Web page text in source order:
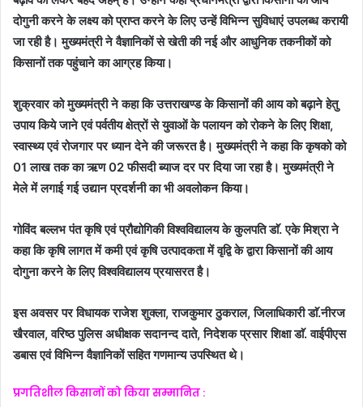
दोगुनी करने के लक्ष्य को प्राप्त करने के लिए उन्हें विभिन्न सुविधाएं उपलब्ध करायी
जा रही है। मुख्यमंत्री ने वैज्ञानिकों से खेती की नई और आधुनिक तकनीकों को
किसानों तक पहुंचाने का आग्रह किया।
शुक्रवार को मुख्यमंत्री ने कहा कि उत्तराखण्ड के किसानों की आय को बढ़ाने हेतु
उपाय किये जाने एवं पर्वतीय क्षेत्रों से युवाओं के पलायन को रोकने के लिए शिक्षा,
स्वास्थ्य एवं रोजगार पर ध्यान देने की जरूरत है। मुख्यमंत्री ने कहा कि कृषको को
01 लाख तक का ऋण 02 फीसदी ब्याज दर पर दिया जा रहा है। मुख्यमंत्री ने
मेले में लगाई गई उद्यान प्रदर्शनी का भी अवलोकन किया।
गोविंद बल्लभ पंत कृषि एवं प्रौद्योगिकी विश्वविद्यालय के कुलपति डाॅ. एके मिश्रा ने
कहा कि कृषि लागत में कमी एवं कृषि उत्पादकता में वृद्वि के द्वारा किसानों की आय
दोगुना करने के लिए विश्वविद्यालय प्रयासरत है।
इस अवसर पर विधायक राजेश शुक्ला, राजकुमार ठुकराल, जिलाधिकारी डाॅ.नीरज
खैरवाल, वरिष्ठ पुलिस अधीक्षक सदानन्द दाते, निदेशक प्रसार शिक्षा डाॅ. वाईपीएस
डबास एवं विभिन्न वैज्ञानिकों सहित गणमान्य उपस्थित थे।
प्रगतिशील किसानों को किया सम्मानित :